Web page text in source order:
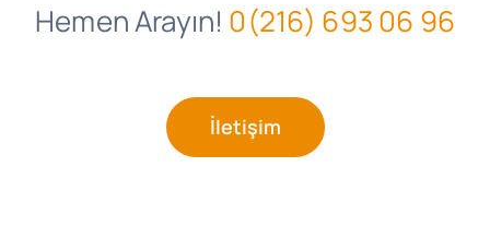
Hemen Arayın! 0(216) 693 06 96
İletişim